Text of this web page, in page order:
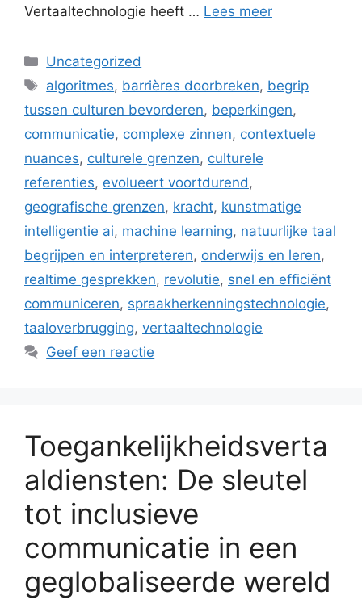
Vertaaltechnologie heeft … Lees meer
Categorieën
Uncategorized
Tags
algoritmes, barrières doorbreken, begrip
tussen culturen bevorderen, beperkingen,
communicatie, complexe zinnen, contextuele
nuances, culturele grenzen, culturele
referenties, evolueert voortdurend ,
geografische grenzen, kracht, kunstmatige
intelligentie ai, machine learning, natuurlijke taal
begrijpen en interpreteren, onderwijs en leren,
realtime gesprekken, revolutie, snel en efficiënt
communiceren, spraakherkenningstechnologie,
taaloverbrugging, vertaaltechnologie
Geef een reactie
Toegankelijkheidsverta
aldiensten: De sleutel
tot inclusieve
communicatie in een
geglobaliseerde wereld